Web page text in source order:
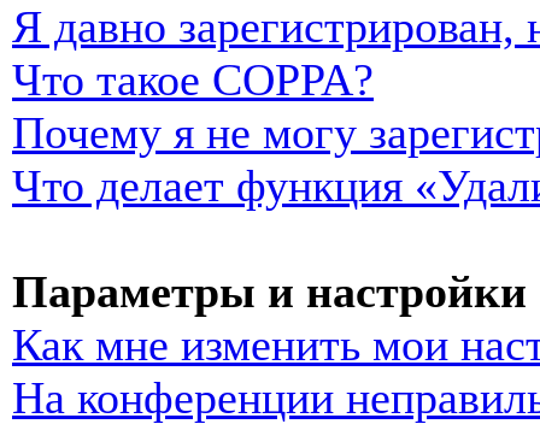
Я давно
Что такое COPPA?
Почему я не могу
Что делает функция
Параметры и настройки
Как мне изменить мои
На конференции